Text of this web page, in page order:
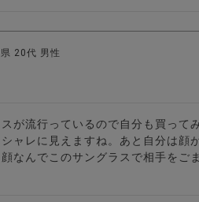
20代 男性
が流行っているので自分も買って
ャレに見えますね。あと自分は顔
なんでこのサングラスで相手をごま